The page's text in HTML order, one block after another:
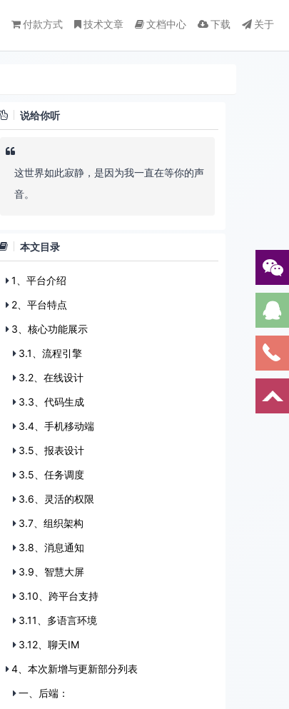
付款方式 技术文章 文档中心 下载 关于
说给你听
这世界如此寂静，是因为我一直在等你的声
音。
本文目录
1、平台介绍
2、平台特点
3、核心功能展示
3.1、流程引擎
3.2、在线设计
3.3、代码生成
3.4、手机移动端
3.5、报表设计
3.5、任务调度
3.6、灵活的权限
3.7、组织架构
3.8、消息通知
3.9、智慧大屏
3.10、跨平台支持
3.11、多语言环境
3.12、聊天IM
4、本次新增与更新部分列表
一、后端：